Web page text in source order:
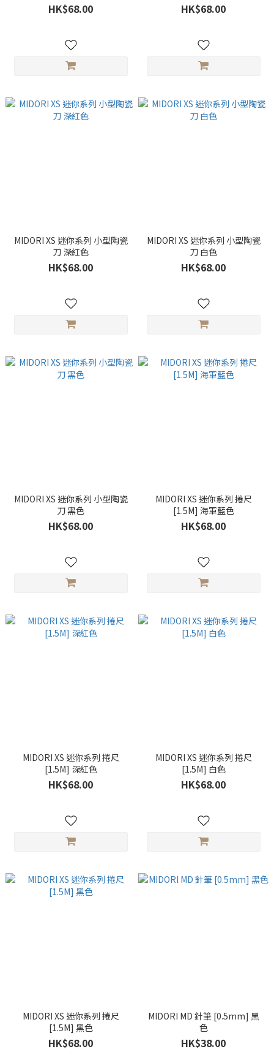
HK$68.00 HK$68.00
MIDORI XS 迷你系列 小型陶瓷
刀 深紅色
HK$68.00
MIDORI XS 迷你系列 小型陶瓷
刀 白色
HK$68.00
MIDORI XS 迷你系列 小型陶瓷
刀 黑色
HK$68.00
MIDORI XS 迷你系列 捲尺
[1.5M] 海軍藍色
HK$68.00
MIDORI XS 迷你系列 捲尺
[1.5M] 深紅色
HK$68.00
MIDORI XS 迷你系列 捲尺
[1.5M] 白色
HK$68.00
MIDORI XS 迷你系列 捲尺
[1.5M] 黑色
HK$68.00
MIDORI MD 針筆 [0.5mm] 黑
色
HK$38.00